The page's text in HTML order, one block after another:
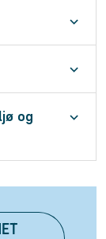
og